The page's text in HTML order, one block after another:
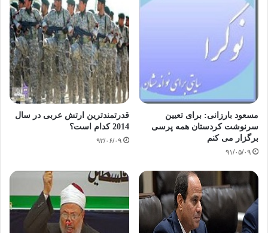
مسعود بارزانی: برای تعیین
سرنوشت کردستان همه پرسی
برگزار می کنم
۹۱/۰۵/۰۹
قدرتمندترین ارتش‌ عربی در سال
2014 کدام است؟
۹۳/۰۶/۰۹